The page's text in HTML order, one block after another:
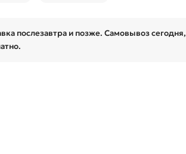
послезавтра и позже. Самовывоз сегодня,